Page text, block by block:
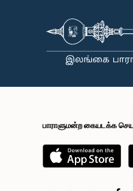
பாராளுமன்ற கையடக்க